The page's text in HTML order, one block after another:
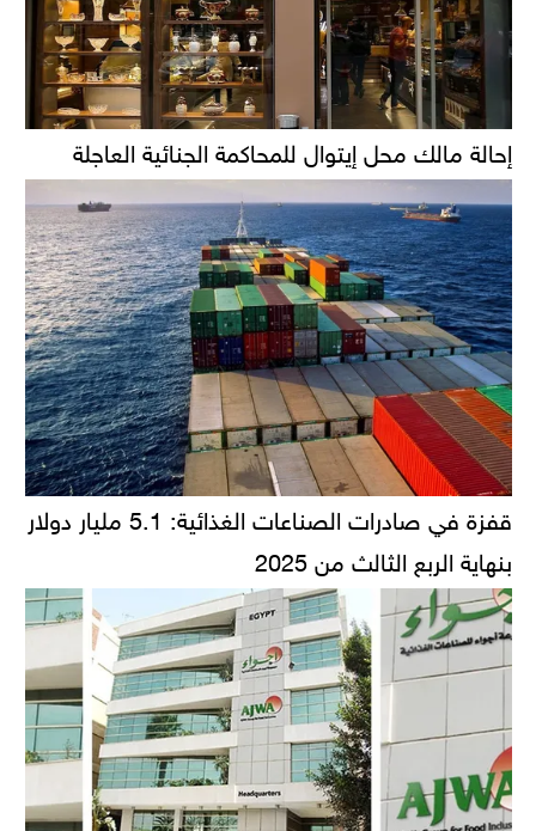
إحالة مالك محل إيتوال للمحاكمة الجنائية العاجلة
قفزة في صادرات الصناعات الغذائية: 5.1 مليار دولار
بنهاية الربع الثالث من 2025